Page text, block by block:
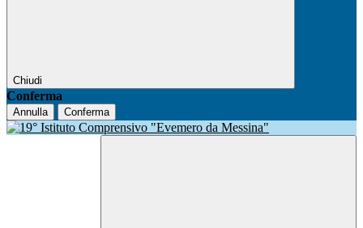
Chiudi
Conferma
Annulla Conferma